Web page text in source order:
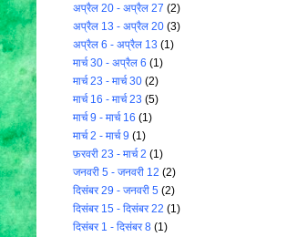
अप्रैल 20 - अप्रैल 27 (2)
अप्रैल 13 - अप्रैल 20 (3)
अप्रैल 6 - अप्रैल 13 (1)
मार्च 30 - अप्रैल 6 (1)
मार्च 23 - मार्च 30 (2)
मार्च 16 - मार्च 23 (5)
मार्च 9 - मार्च 16 (1)
मार्च 2 - मार्च 9 (1)
फ़रवरी 23 - मार्च 2 (1)
जनवरी 5 - जनवरी 12 (2)
दिसंबर 29 - जनवरी 5 (2)
दिसंबर 15 - दिसंबर 22 (1)
दिसंबर 1 - दिसंबर 8 (1)